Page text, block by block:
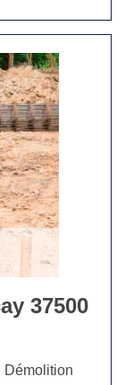
37500
Démolition